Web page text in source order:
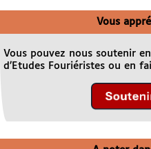
Vous
Vous pouvez nous soutenir
d’Etudes Fouriéristes ou en